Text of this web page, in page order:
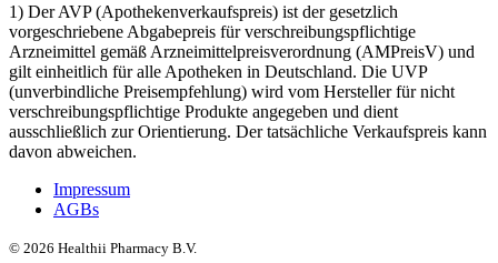
1) Der AVP (Apothekenverkaufspreis) ist der gesetzlich
vorgeschriebene Abgabepreis für verschreibungspflichtige
Arzneimittel gemäß Arzneimittelpreisverordnung (AMPreisV) und
gilt einheitlich für alle Apotheken in Deutschland. Die UVP
(unverbindliche Preisempfehlung) wird vom Hersteller für nicht
verschreibungspflichtige Produkte angegeben und dient
ausschließlich zur Orientierung. Der tatsächliche Verkaufspreis kann
davon abweichen.
Impressum
AGBs
© 2026 Healthii Pharmacy B.V.